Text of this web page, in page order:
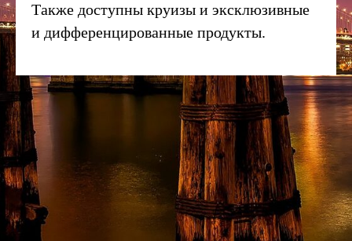
Также доступны круизы и эксклюзивные
и дифференцированные продукты.